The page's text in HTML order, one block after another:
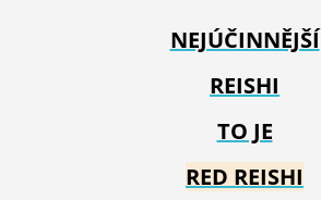
NEJÚČINNĚJŠÍ
REISHI
TO JE
RED REISHI